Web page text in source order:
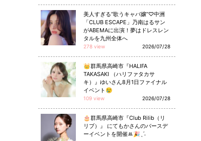
美人すぎる“歌うキャバ嬢”♡中洲
「CLUB ESCAPE」乃南はるサン
がABEMAに出演！夢はドレスレン
タルを九州全体へ
278 view 2026/07/28
👑群馬県高崎市『HALIFA
TAKASAKI （ハリファタカサ
キ）』ゆいさん8月1日ファイナル
イベント😢
109 view 2026/07/28
🎂群馬県高崎市『Club Rilib（リ
リブ）』 にてもかさんのバースデ
ーイベントを開催ꔛ🎉ˎˊ˗